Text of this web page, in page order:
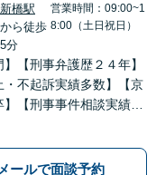
新橋駅
から徒歩
5分
営業時間：09:00~1
8:00（土日祝日）
】【刑事弁護歴２４年】
・不起訴実績多数】【京
【刑事事件相談実績77
義孝が相談、刑事弁護を
メールで面談予約